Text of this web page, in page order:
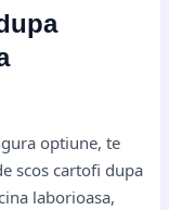
optiune, te
scos cartofi dupa
laborioasa,